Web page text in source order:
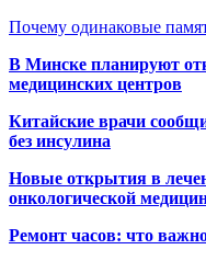
Почему одинаковые
В Минске планируют
медицинских центров
Китайские врачи
без инсулина
Новые открытия в
онкологической
Ремонт часов: что